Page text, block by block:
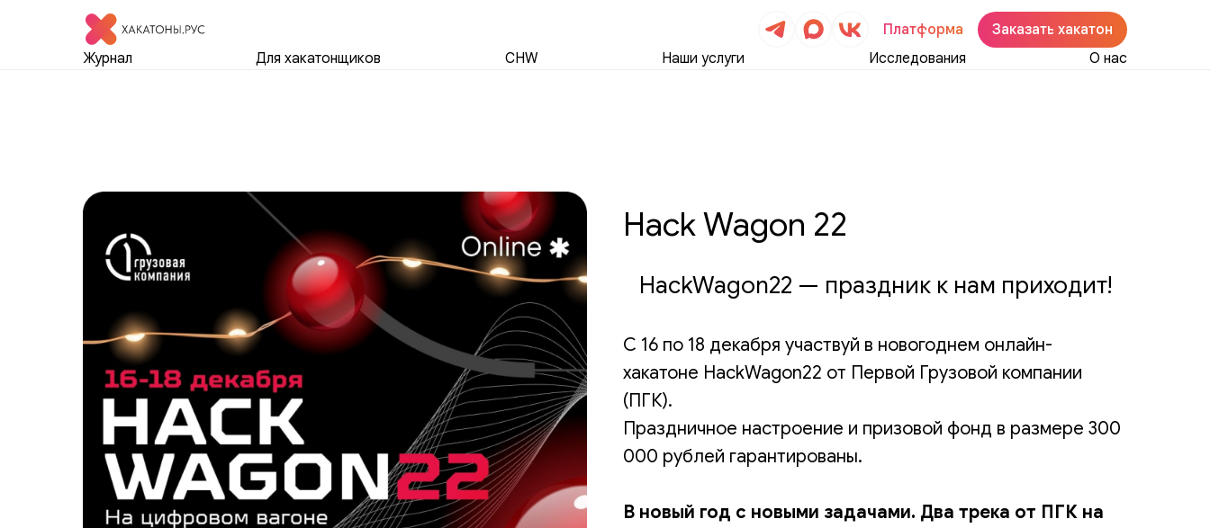
Платформа
Заказать хакатон
Журнал
Для хакатонщиков CHW Наши услуги Исследования О нас
Hack Wagon 22
HackWagon22 — праздник к нам приходит!
С 16 по 18 декабря участвуй в новогоднем онлайн-
хакатоне HackWagon22 от Первой Грузовой компании
(ПГК).
Праздничное настроение и призовой фонд в размере 300
000 рублей гарантированы.
В новый год с новыми задачами. Два трека от ПГК на